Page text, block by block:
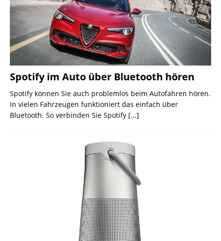
Spotify im Auto über Bluetooth hören
Spotify können Sie auch problemlos beim Autofahren hören.
In vielen Fahrzeugen funktioniert das einfach über
Bluetooth. So verbinden Sie Spotify [...]